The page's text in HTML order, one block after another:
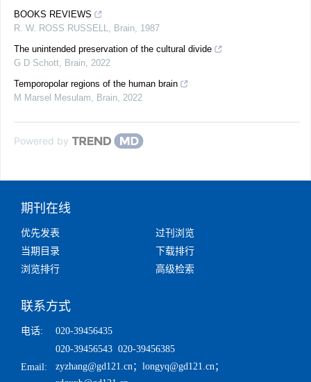
BOOKS REVIEWS
R. W. ROSS RUSSELL, Brain, 1987
The unintended preservation of the cultural divide
G D Schott, Brain, 2022
Temporopolar regions of the human brain
M Marsel Mesulam, Brain, 2022
Powered by
期刊在线
优先发表
过刊浏览
当期目录
下载排行
浏览排行
高级检索
联系方式
电话:
020-39456435
020-39456543 020-39456385
Email:
zyzhang@gd121.cn； longyq@gd121.cn；